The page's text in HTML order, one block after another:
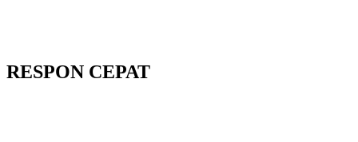
RESPON CEPAT